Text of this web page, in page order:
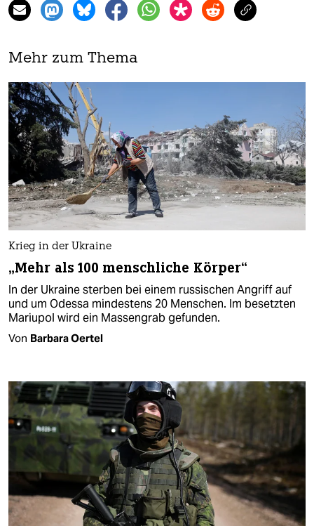
Mehr zum Thema
Krieg in der Ukraine
„Mehr als 100 menschliche Körper“
In der Ukraine sterben bei einem russischen Angriff auf
und um Odessa mindestens 20 Menschen. Im be­setzten
Mariupol wird ein Massengrab gefunden.
Von Barbara Oertel